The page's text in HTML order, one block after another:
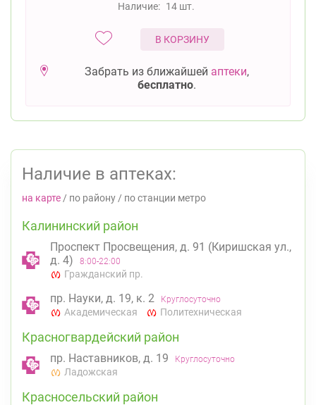
Наличие: 14 шт.
В КОРЗИНУ
Забрать из ближайшей аптеки,
бесплатно.
Наличие в аптеках:
на карте / по району / по станции метро
Калининский район
Проспект Просвещения, д. 91 (Киришская ул.,
д. 4)
8:00-22:00
Гражданский пр.
пр. Науки, д. 19, к. 2 Круглосуточно
Академическая Политехническая
Красногвардейский район
пр. Наставников, д. 19 Круглосуточно
Ладожская
Красносельский район